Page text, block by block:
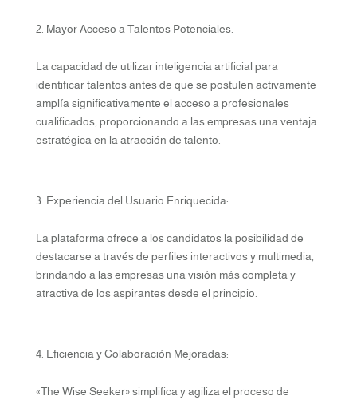
Mayor Acceso a Talentos Potenciales:
La capacidad de utilizar inteligencia artificial para
identificar talentos antes de que se postulen activamente
amplía significativamente el acceso a profesionales
cualificados, proporcionando a las empresas una ventaja
estratégica en la atracción de talento.
Experiencia del Usuario Enriquecida:
La plataforma ofrece a los candidatos la posibilidad de
destacarse a través de perfiles interactivos y multimedia,
brindando a las empresas una visión más completa y
atractiva de los aspirantes desde el principio.
Eficiencia y Colaboración Mejoradas:
«The Wise Seeker» simplifica y agiliza el proceso de